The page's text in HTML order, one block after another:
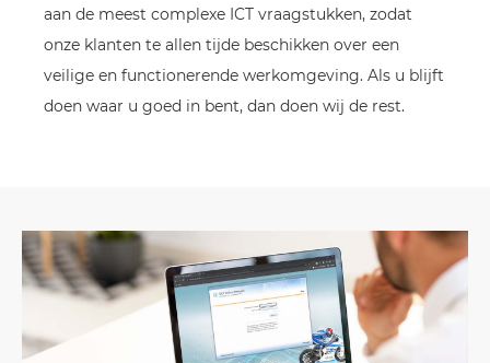
aan de meest complexe ICT vraagstukken, zodat
onze klanten te allen tijde beschikken over een
veilige en functionerende werkomgeving. Als u blijft
doen waar u goed in bent, dan doen wij de rest.